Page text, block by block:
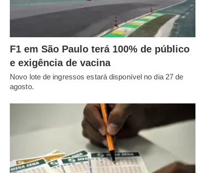
F1 em São Paulo terá 100% de público
e exigência de vacina
Novo lote de ingressos estará disponível no dia 27 de
agosto.